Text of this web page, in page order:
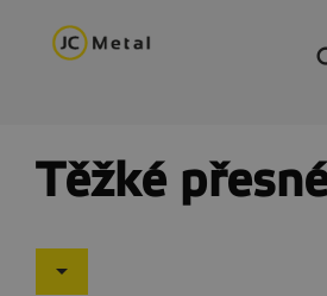
Těžké
